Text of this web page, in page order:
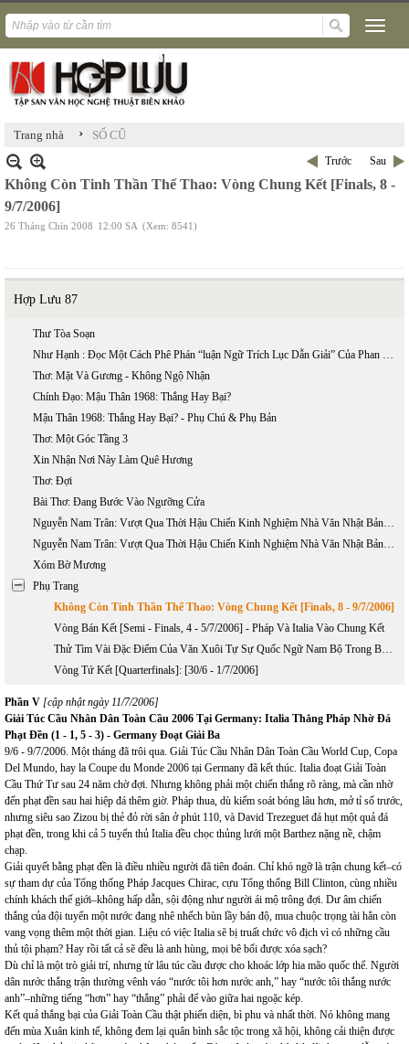
Trang nhà › SỐ CŨ
Trước Sau
Không Còn Tinh Thần Thể Thao: Vòng Chung Kết [Finals, 8 -
9/7/2006]
26 Tháng Chín 2008 12:00 SA (Xem: 8541)
Hợp Lưu 87
Thư Tòa Soạn
Như Hạnh : Đọc Một Cách Phê Phán “luận Ngữ Trích Lục Dẫn Giải” Của Phan Bội Châu
Thơ: Mặt Và Gương - Không Ngộ Nhận
Chính Đạo: Mậu Thân 1968: Thắng Hay Bại?
Mậu Thân 1968: Thắng Hay Bại? - Phụ Chú & Phụ Bản
Thơ: Một Góc Tầng 3
Xin Nhận Nơi Này Làm Quê Hương
Thơ: Đợi
Bài Thơ: Đang Bước Vào Ngưỡng Cửa
Nguyễn Nam Trân: Vượt Qua Thời Hậu Chiến Kinh Nghiệm Nhà Văn Nhật Bản Thế Hệ (1945 - 1965) - Phần 1
Nguyễn Nam Trân: Vượt Qua Thời Hậu Chiến Kinh Nghiệm Nhà Văn Nhật Bản Thế Hệ (1945 - 1965) - Phần 2
Xóm Bờ Mương
Phụ Trang
Không Còn Tinh Thần Thể Thao: Vòng Chung Kết [Finals, 8 - 9/7/2006]
Vòng Bán Kết [Semi - Finals, 4 - 5/7/2006] - Pháp Và Italia Vào Chung Kết
Thử Tìm Vài Đặc Điểm Của Văn Xuôi Tự Sự Quốc Ngữ Nam Bộ Trong Bước Khởi Đầu
Vòng Tứ Kết [Quarterfinals]: [30/6 - 1/7/2006]
Phần V [cập nhật ngày 11/7/2006]
Giải Túc Cầu Nhân Dân Toàn Cầu 2006 Tại Germany: Italia Thắng Pháp Nhờ Đá
Phạt Đền (1 - 1, 5 - 3) - Germany Đoạt Giải Ba
9/6 - 9/7/2006. Một tháng đã trôi qua. Giải Túc Cầu Nhân Dân Toàn Cầu World Cup, Copa
Del Mundo, hay la Coupe du Monde 2006 tại Germany đã kết thúc. Italia đoạt Giải Toàn
Cầu Thứ Tư sau 24 năm chờ đợi. Nhưng không phải một chiến thắng rõ ràng, mà cần nhờ
đến phạt đền sau hai hiệp đá thêm giờ. Pháp thua, dù kiểm soát bóng lâu hơn, mở tỉ số trước,
nhưng siêu sao Zizou bị thẻ đỏ rời sân ở phút 110, và David Trezeguet đá hụt một quả đá
phạt đền, trong khi cả 5 tuyển thủ Italia đều chọc thủng lưới một Barthez nặng nề, chậm
chạp.
Giải quyết bằng phạt đền là điều nhiều người đã tiên đoán. Chỉ khó ngỡ là trận chung kết–có
sự tham dự của Tổng thống Pháp Jacques Chirac, cựu Tổng thống Bill Clinton, cùng nhiều
chính khách thế giới–không hấp dẫn, sội động như người ái mộ trông đợi. Dư âm chiến
thắng của đội tuyển một nước đang nhê nhếch bùn lầy bán độ, mua chuộc trọng tài hẳn còn
vang vọng thêm một thời gian. Liệu có việc Italia sẽ bị truất chức vô địch vì có những cầu
thủ tội phạm? Hay rồi tất cả sẽ đều là anh hùng, mọi bê bối được xóa sạch?
Dù chỉ là một trò giải trí, nhưng từ lâu túc cầu được cho khoác lớp hia mão quốc thể. Người
dân nước thắng trận thường vênh váo “nước tôi hơn nước anh,” hay “nước tôi thắng nước
anh”–những tiếng “hơn” hay “thắng” phải để vào giữa hai ngoặc kép.
Kết quả thắng bại của Giải Toàn Cầu thật phiến diện, bì phu và nhất thời. Nó không mang
đến mùa Xuân kinh tế, không đem lại quân bình sắc tộc trong xã hội, không cải thiện được